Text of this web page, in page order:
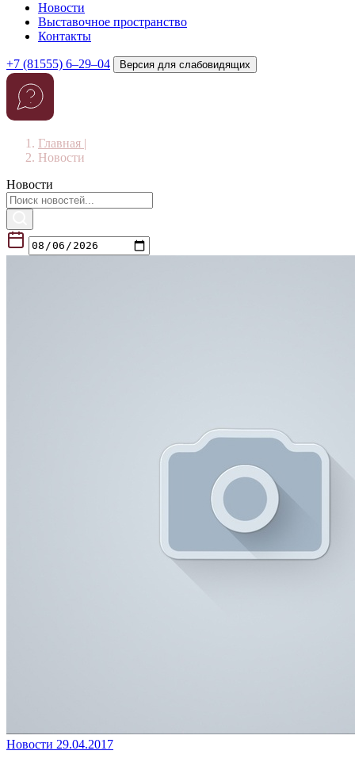
Новости
Выставочное пространство
Контакты
+7 (81555) 6–29–04 Версия для слабовидящих
Главная |
Новости
Новости
Новости 29.04.2017